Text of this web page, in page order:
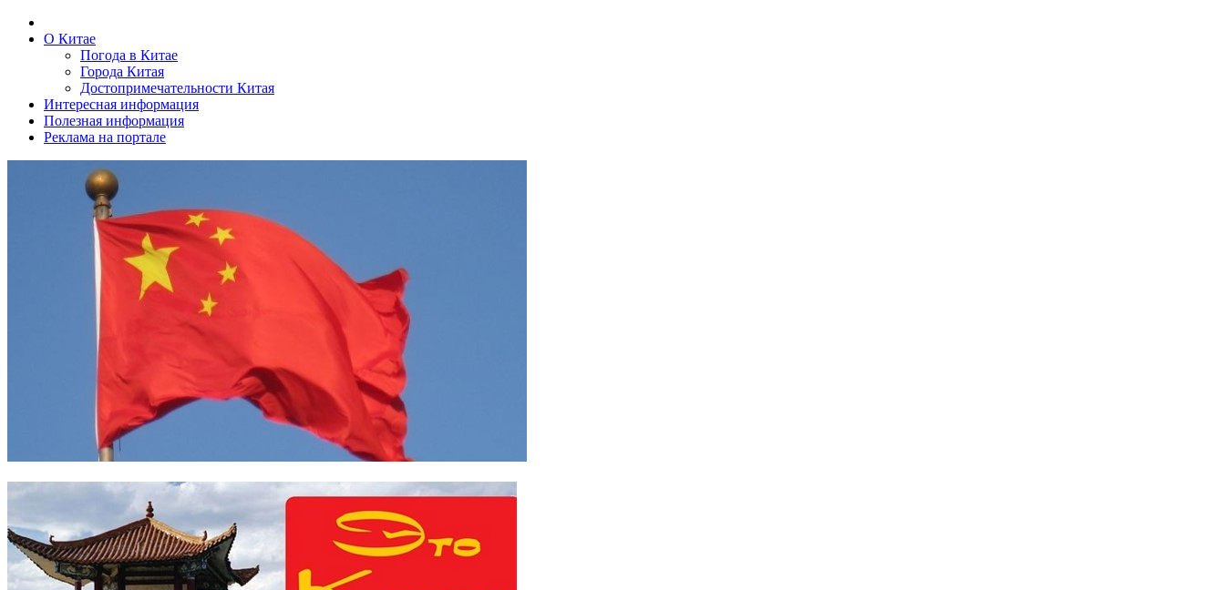
О Китае
Погода в Китае
Города Китая
Достопримечательности Китая
Интересная информация
Полезная информация
Реклама на портале